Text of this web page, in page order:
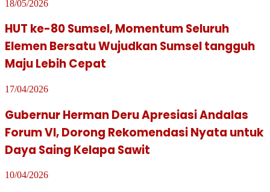
18/05/2026
HUT ke-80 Sumsel, Momentum Seluruh
Elemen Bersatu Wujudkan Sumsel tangguh
Maju Lebih Cepat
17/04/2026
Gubernur Herman Deru Apresiasi Andalas
Forum VI, Dorong Rekomendasi Nyata untuk
Daya Saing Kelapa Sawit
10/04/2026